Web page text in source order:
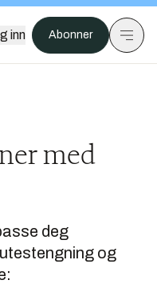
inn Abonner
med
deg
og